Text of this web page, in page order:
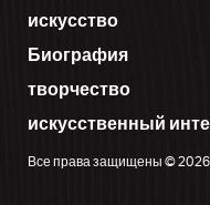
искусство
Биография
творчество
искусственный
Все права защищены © 2026.